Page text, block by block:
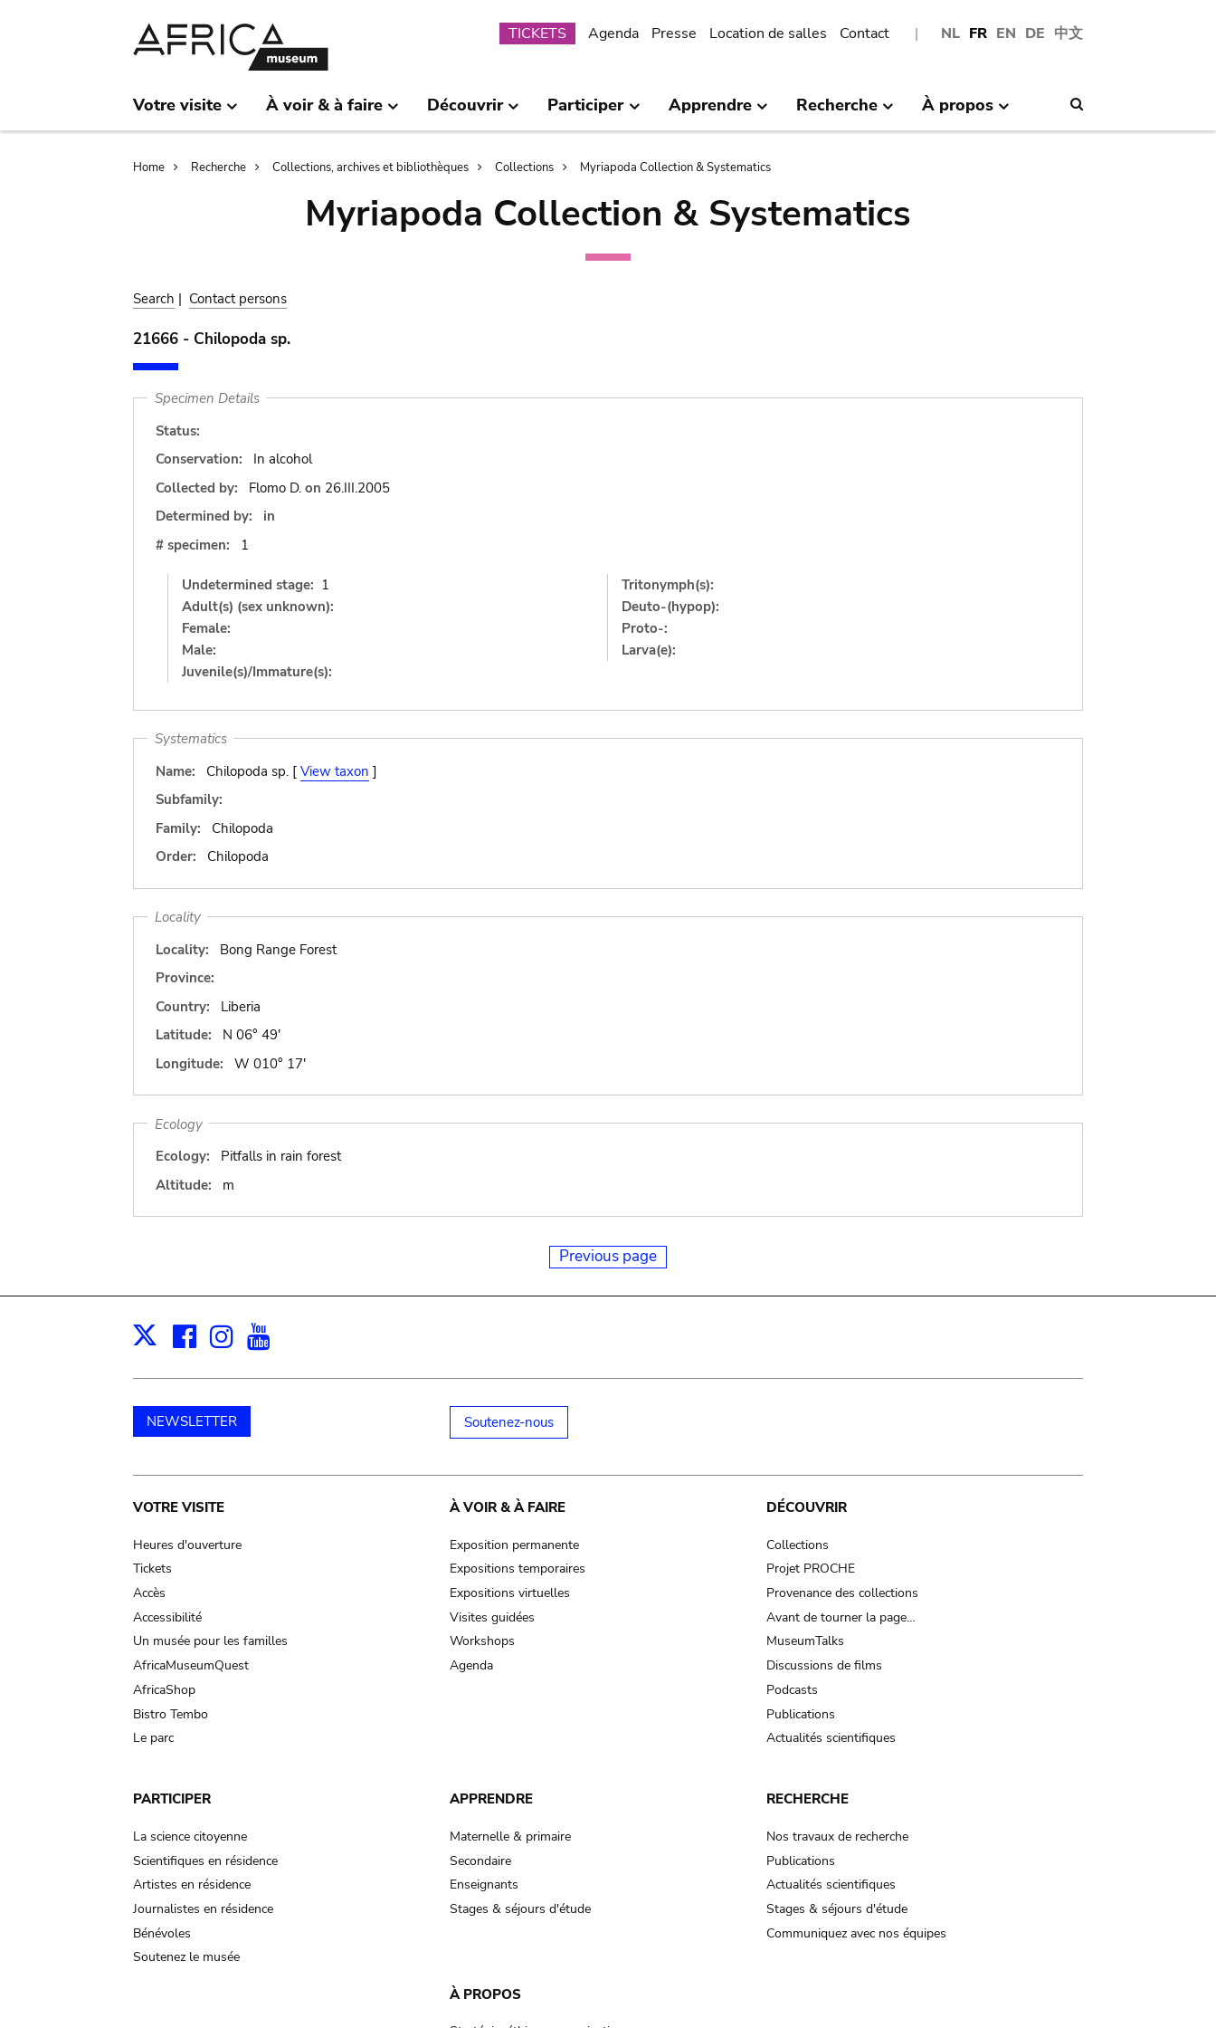
NL FR EN DE 中文
Submenu
TICKETS Agenda Presse Location de salles Contact
Votre visite À voir & à faire Découvrir Participer Apprendre Recherche À propos
Breadcrumb
Home Recherche Collections, archives et bibliothèques Collections Myriapoda Collection & Systematics
Myriapoda Collection & Systematics
Search | Contact persons
21666 - Chilopoda sp.
Specimen Details
Status:
Conservation:
In alcohol
Collected by:
Flomo D. on 26.III.2005
Determined by:
in
# specimen:
1
Undetermined stage: 1
Adult(s) (sex unknown):
Female:
Male:
Juvenile(s)/Immature(s):
Tritonymph(s):
Deuto-(hypop):
Proto-:
Larva(e):
Systematics
Name:
Chilopoda sp. [ View taxon ]
Subfamily:
Family:
Chilopoda
Order:
Chilopoda
Locality
Locality:
Bong Range Forest
Province:
Country:
Liberia
Latitude:
N 06° 49'
Longitude:
W 010° 17'
Ecology
Ecology:
Pitfalls in rain forest
Altitude:
m
Previous page
X Facebook
Instagram
NEWSLETTER Soutenez-nous
Main
navigation
VOTRE VISITE
Heures d'ouverture
Tickets
Accès
Accessibilité
Un musée pour les familles
AfricaMuseumQuest
AfricaShop
Bistro Tembo
Le parc
À VOIR & À FAIRE
Exposition permanente
Expositions temporaires
Expositions virtuelles
Visites guidées
Workshops
Agenda
DÉCOUVRIR
Collections
Projet PROCHE
Provenance des collections
Avant de tourner la page…
MuseumTalks
Discussions de films
Podcasts
Publications
Actualités scientifiques
PARTICIPER
La science citoyenne
Scientifiques en résidence
Artistes en résidence
Journalistes en résidence
Bénévoles
Soutenez le musée
APPRENDRE
Maternelle & primaire
Secondaire
Enseignants
Stages & séjours d'étude
RECHERCHE
Nos travaux de recherche
Publications
Actualités scientifiques
Stages & séjours d'étude
Communiquez avec nos équipes
À PROPOS